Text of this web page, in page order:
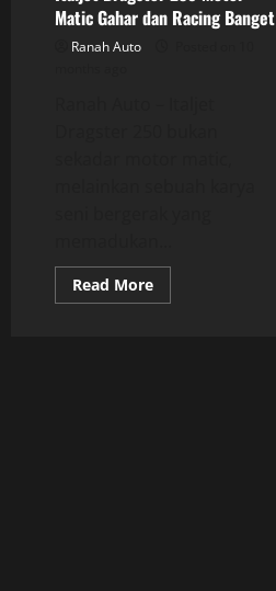
Matic Gahar dan Racing Banget
Ranah Auto
Read MoreRead
more